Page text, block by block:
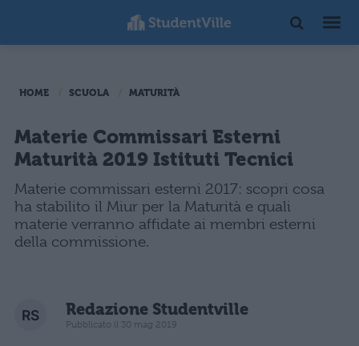
HOME SCUOLA MATURITÀ
Materie Commissari Esterni
Maturità 2019 Istituti Tecnici
Materie commissari esterni 2017: scopri cosa
ha stabilito il Miur per la Maturità e quali
materie verranno affidate ai membri esterni
della commissione.
Redazione Studentville
Pubblicato il 30 mag 2019